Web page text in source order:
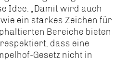
Idee: „Damit wird auch
ein starkes Zeichen für
Bereiche bieten
dass eine
Gesetz nicht in